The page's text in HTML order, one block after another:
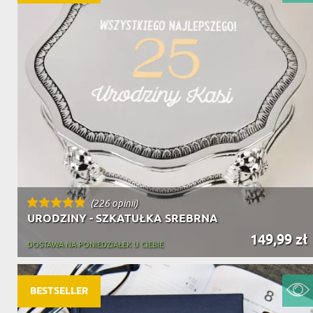
(226 opinii)
URODZINY - SZKATUŁKA SREBRNA
149,99 zł
DOSTAWA NA PONIEDZIAŁEK U CIEBIE
BESTSELLER